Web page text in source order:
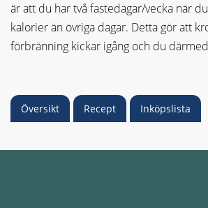
är att du har två fastedagar/vecka när
kalorier än övriga dagar. Detta gör att
förbränning kickar igång och du
Översikt Recept Inköpslista